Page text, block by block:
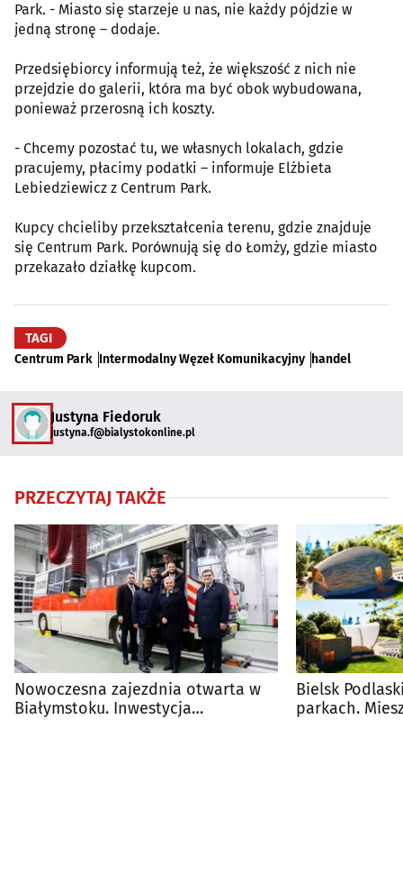
Park. - Miasto się starzeje u nas, nie każdy pójdzie w
jedną stronę – dodaje.
Przedsiębiorcy informują też, że większość z nich nie
przejdzie do galerii, która ma być obok wybudowana,
ponieważ przerosną ich koszty.
- Chcemy pozostać tu, we własnych lokalach, gdzie
pracujemy, płacimy podatki – informuje Elżbieta
Lebiedziewicz z Centrum Park.
Kupcy chcieliby przekształcenia terenu, gdzie znajduje
się Centrum Park. Porównują się do Łomży, gdzie miasto
przekazało działkę kupcom.
TAGI
Centrum Park Intermodalny Węzeł Komunikacyjny handel
Justyna Fiedoruk
justyna.f@bialystokonline.pl
PRZECZYTAJ TAKŻE
Nowoczesna zajezdnia otwarta w
Białymstoku. Inwestycja
Bielsk
parkach.